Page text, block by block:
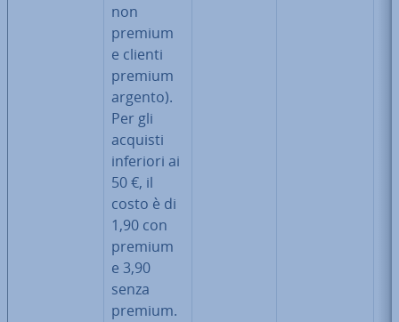
non
premium
e clienti
premium
argento).
Per gli
acquisti
inferiori ai
50 €, il
costo è di
1,90 con
premium
e 3,90
senza
premium.